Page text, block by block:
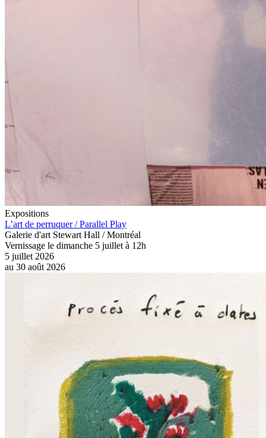
Expositions
L’art de perruquer / Parallel Play
Galerie d'art Stewart Hall / Montréal
Vernissage le dimanche 5 juillet à 12h
5 juillet 2026
au 30 août 2026